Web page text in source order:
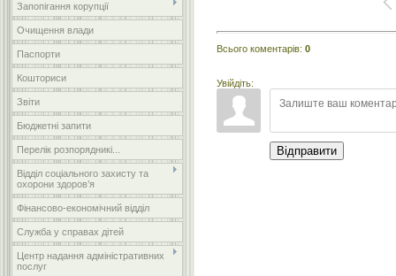
Запопігання корупції
Очищення влади
Паспорти
Кошториси
Звіти
Бюджетні запити
Перелік розпорядникі...
Відділ соціального захисту та
охорони здоров’я
Фінансово-економічний відділ
Служба у справах дітей
Центр надання адміністративних
послуг
Всього коментарів: 0
Увійдіть:
Відправити